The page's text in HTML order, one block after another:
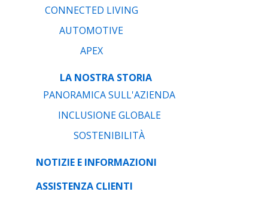
CONNECTED LIVING
AUTOMOTIVE
APEX
LA NOSTRA STORIA
PANORAMICA SULL'AZIENDA
INCLUSIONE GLOBALE
SOSTENIBILITÀ
NOTIZIE E INFORMAZIONI
ASSISTENZA CLIENTI